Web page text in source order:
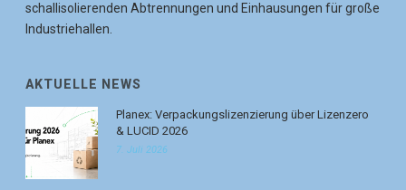
schallisolierenden Abtrennungen und Einhausungen für große
Industriehallen.
AKTUELLE NEWS
Planex: Verpackungslizenzierung über Lizenzero
& LUCID 2026
7. Juli 2026